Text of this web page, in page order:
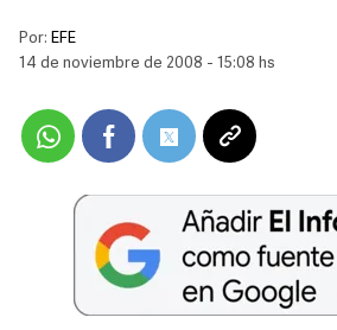
Por: EFE
14 de noviembre de 2008 - 15:08 hs